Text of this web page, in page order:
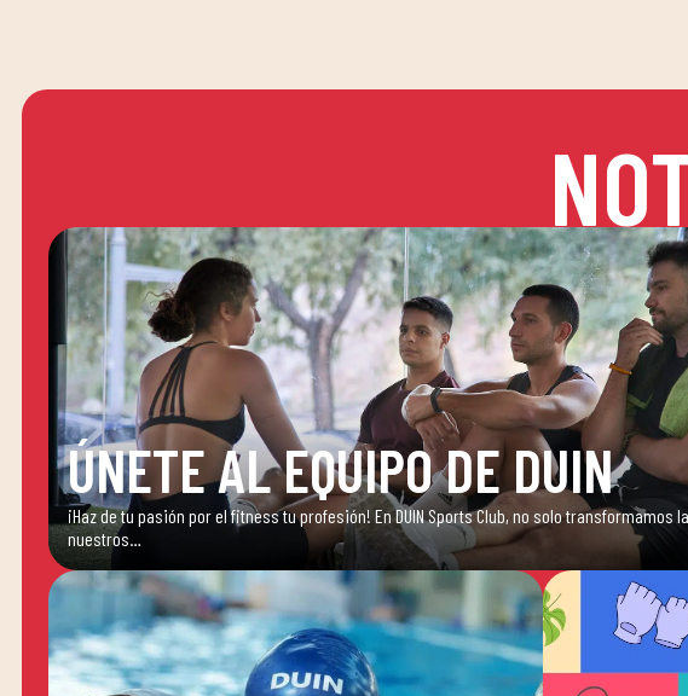
ÚNETE AL EQUIPO DE DUIN
¡Haz de tu pasión por el fitness tu profesión! En DUIN Sports Club, no solo transformamos
nuestros…